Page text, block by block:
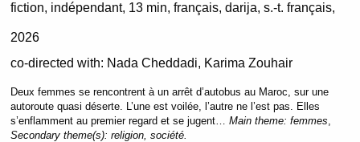
fiction indépendant 13 min français, darija, s.-t. français
2026
co-directed with: Nada Cheddadi, Karima Zouhair
Deux femmes se rencontrent à un arrêt d’autobus au Maroc, sur une
autoroute quasi déserte. L’une est voilée, l’autre ne l’est pas. Elles
s’enflamment au premier regard et se jugent… Main theme: femmes,
Secondary theme(s): religion, société.